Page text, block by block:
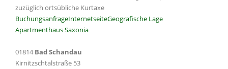
zuzüglich ortsübliche Kurtaxe
BuchungsanfrageInternetseiteGeografische Lage
Apartmenthaus Saxonia
01814 Bad Schandau
Kirnitzschtalstraße 53